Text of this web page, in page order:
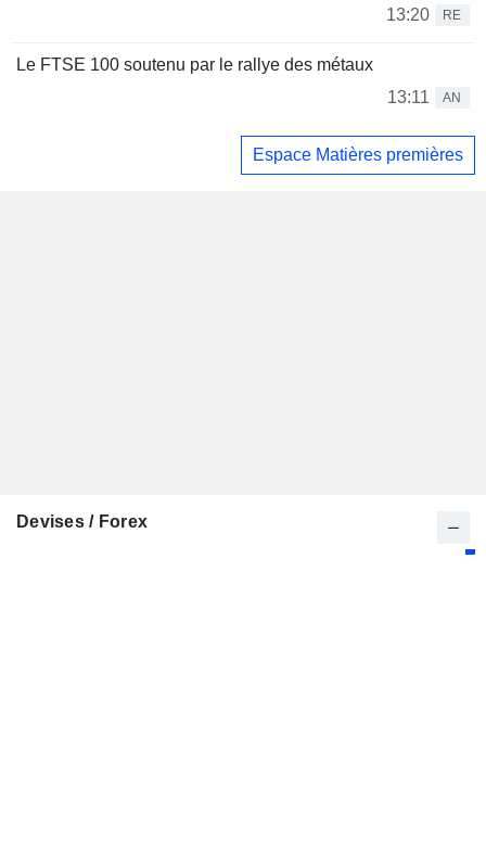
13:20 RE
Le FTSE 100 soutenu par le rallye des métaux
13:11
AN
Espace Matières premières
Devises / Forex